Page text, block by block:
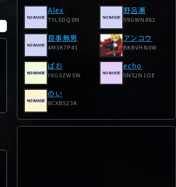
Alex
TYL5DQ0N
野呂瀬
59GWN862
良事無男
4M3K7P41
アンコウ
BKBVHN0W
ぱお
YXG5ZWSW
echo
5N52N1OE
のい
8CXBS23K